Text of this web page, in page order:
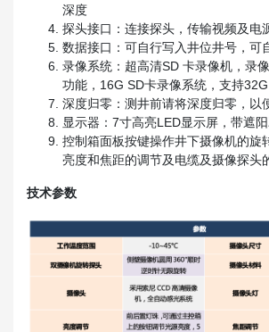
深度
探头接口：连接探头，传输视频及电
数据接口：可自行写入井位井号，可
录像系统：超高清SD 卡录像机，录
功能，16G SD卡录像系统，支持32G
深度归零：测井前请将深度归零，以
显示器：7寸高亮LED显示屏，带遮
控制箱面板按键操作井下摄像机的旋
亮度和焦距的调节及电缆及摄像探头
技术参数